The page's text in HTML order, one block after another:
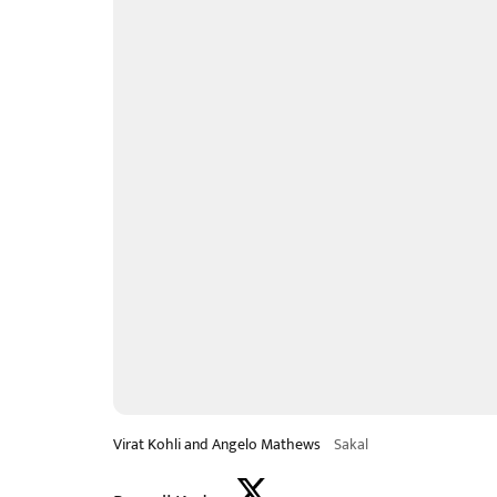
Virat Kohli and Angelo Mathews Sakal